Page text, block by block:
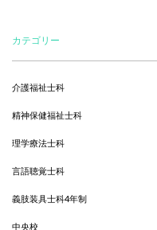
カテゴリー
介護福祉士科
精神保健福祉士科
理学療法士科
言語聴覚士科
義肢装具士科4年制
中央校